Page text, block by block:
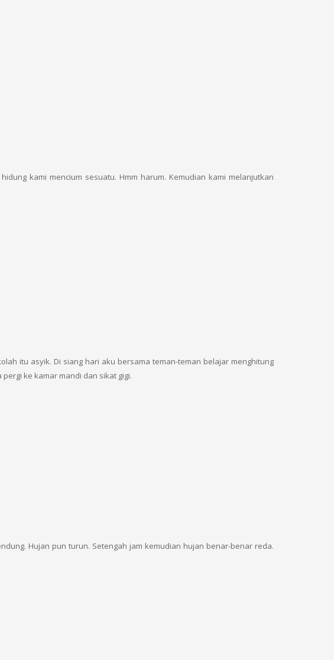
kami mencium sesuatu. Hmm harum. Kemudian kami melanjutkan
itu asyik. Di siang hari aku bersama teman-teman belajar menghitung
ke kamar mandi dan sikat gigi.
Hujan pun turun. Setengah jam kemudian hujan benar-benar reda.